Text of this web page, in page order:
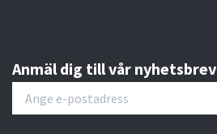
Anmäl dig till vår nyhetsbrev